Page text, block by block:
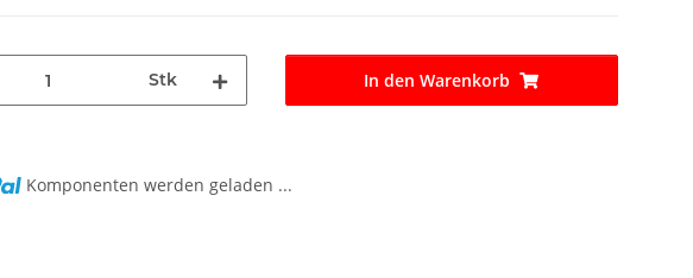
Stk In den Warenkorb
Komponenten werden geladen ...